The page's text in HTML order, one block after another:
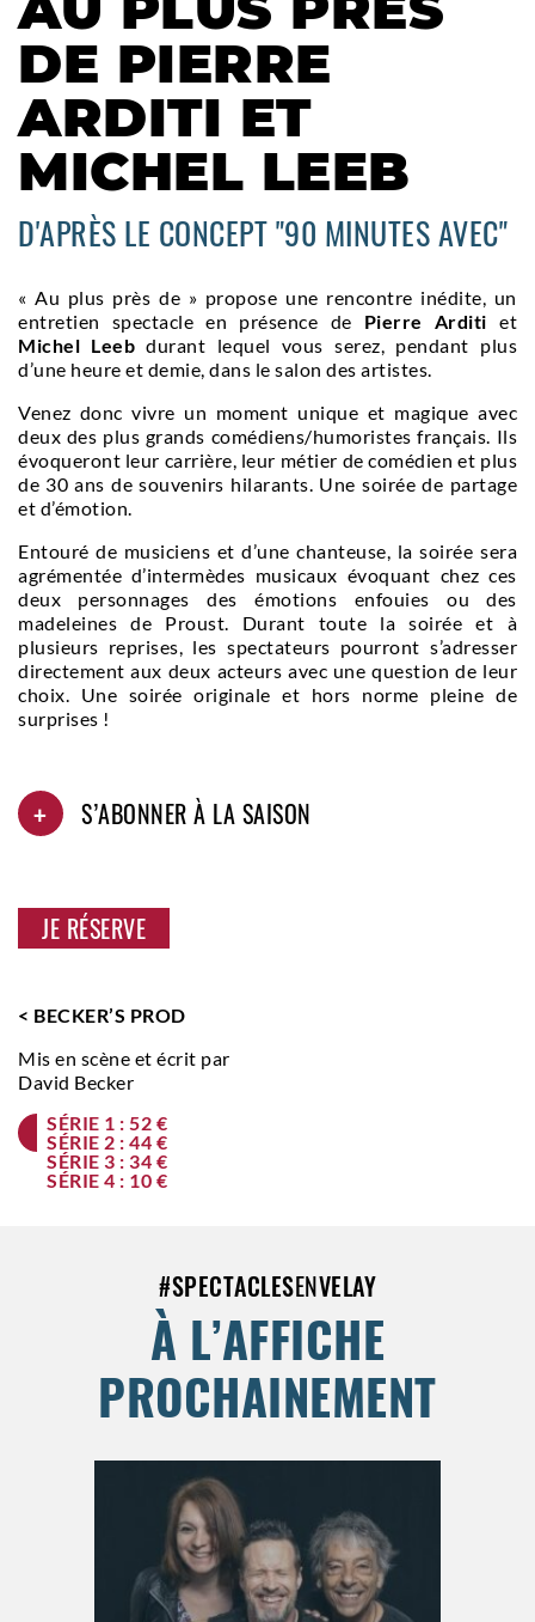
DE PIERRE
ARDITI ET
MICHEL LEEB
D'APRÈS LE CONCEPT "90 MINUTES AVEC"
« Au plus près de » propose une rencontre inédite, un
entretien spectacle en présence de Pierre Arditi et
Michel Leeb durant lequel vous serez, pendant plus
d’une heure et demie, dans le salon des artistes.
Venez donc vivre un moment unique et magique avec
deux des plus grands comédiens/humoristes français. Ils
évoqueront leur carrière, leur métier de comédien et plus
de 30 ans de souvenirs hilarants. Une soirée de partage
et d’émotion.
Entouré de musiciens et d’une chanteuse, la soirée sera
agrémentée d’intermèdes musicaux évoquant chez ces
deux personnages des émotions enfouies ou des
madeleines de Proust. Durant toute la soirée et à
plusieurs reprises, les spectateurs pourront s’adresser
directement aux deux acteurs avec une question de leur
choix. Une soirée originale et hors norme pleine de
surprises !
+ S’ABONNER À LA SAISON
JE RÉSERVE
< BECKER’S PROD
Mis en scène et écrit par
David Becker
SÉRIE 1 : 52 €
SÉRIE 2 : 44 €
SÉRIE 3 : 34 €
SÉRIE 4 : 10 €
#SPECTACLESENVELAY
À L’AFFICHE
PROCHAINEMENT